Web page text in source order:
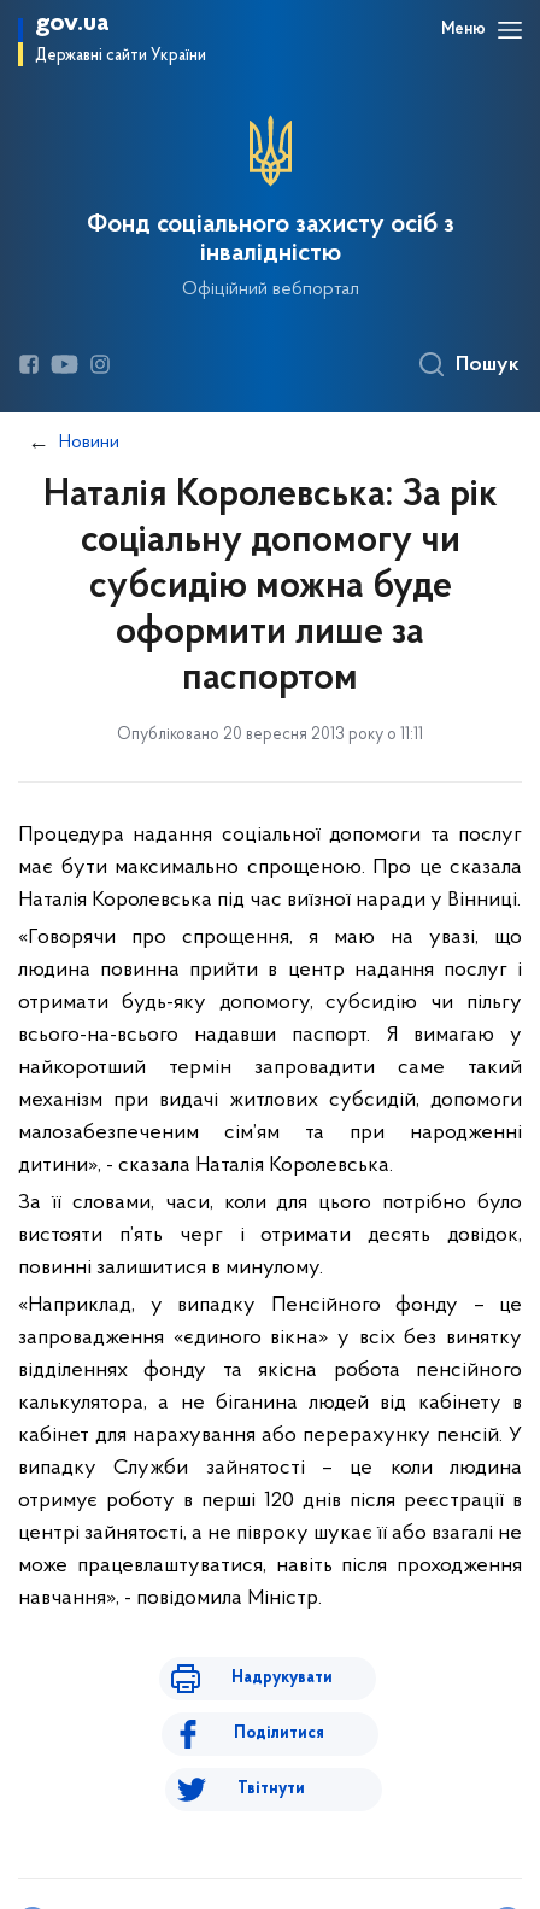
gov.ua
Державні сайти України
Меню
Фонд соціального захисту осіб з
інвалідністю
Офіційний вебпортал
Пошук
Новини
Наталія Королевська: За рік
соціальну допомогу чи
субсидію можна буде
оформити лише за
паспортом
Опубліковано 20 вересня 2013 року о 11:11
Процедура надання соціальної допомоги та послуг
має бути максимально спрощеною. Про це сказала
Наталія Королевська під час виїзної наради у Вінниці.
«Говорячи про спрощення, я маю на увазі, що
людина повинна прийти в центр надання послуг і
отримати будь-яку допомогу, субсидію чи пільгу
всього-на-всього надавши паспорт. Я вимагаю у
найкоротший термін запровадити саме такий
механізм при видачі житлових субсидій, допомоги
малозабезпеченим сім’ям та при народженні
дитини», - сказала Наталія Королевська.
За її словами, часи, коли для цього потрібно було
вистояти п’ять черг і отримати десять довідок,
повинні залишитися в минулому.
«Наприклад, у випадку Пенсійного фонду – це
запровадження «єдиного вікна» у всіх без винятку
відділеннях фонду та якісна робота пенсійного
калькулятора, а не біганина людей від кабінету в
кабінет для нарахування або перерахунку пенсій. У
випадку Служби зайнятості – це коли людина
отримує роботу в перші 120 днів після реєстрації в
центрі зайнятості, а не півроку шукає її або взагалі не
може працевлаштуватися, навіть після проходження
навчання», - повідомила Міністр.
Надрукувати
Поділитися
Твітнути